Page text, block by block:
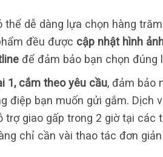
thể dễ dàng lựa chọn hàng
đều được cập nhật hình
để đảm bảo bạn chọn đúng
1, cắm theo yêu cầu, đảm bảo
điệp bạn muốn gửi gắm. Dịch
trợ giao gấp trong 2 giờ tại các
chỉ cần vài thao tác đơn